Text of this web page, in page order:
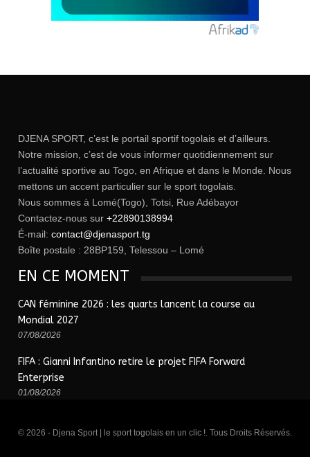
DJENA SPORT, c’est le portail sportif togolais et d’ailleurs.
Notre mission, c’est de vous informer quotidiennement sur
l’actualité sportive au Togo, en Afrique et dans le Monde. Nous
mettons un accent particulier sur le sport togolais.
Nous sommes à Lomé(Togo), Totsi, Rue Adébayor
Contactez-nous sur +22890138994
É-mail: contact@djenasport.tg
Boîte postale : 28BP159, Telessou – Lomé
EN CE MOMENT
CAN féminine 2026 : les quarts lancent la course au
Mondial 2027
07/08/2026
FIFA : Gianni Infantino retire le projet FIFA Forward
Enterprise
01/08/2026
© 2026 - Djena Sport | le sport togolais en un clic !. Tous Droits Réservés.